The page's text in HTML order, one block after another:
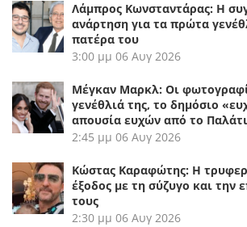
Λάμπρος Κωνσταντάρας: Η
ανάρτηση για τα πρώτα
πατέρα του
3:00 μμ 06 Αυγ 2026
Μέγκαν Μαρκλ: Οι
γενέθλιά της, το δημόσιο
απουσία ευχών από το Παλάτι
2:45 μμ 06 Αυγ 2026
Κώστας Καραφώτης: Η
έξοδος με τη σύζυγο και την
τους
2:30 μμ 06 Αυγ 2026